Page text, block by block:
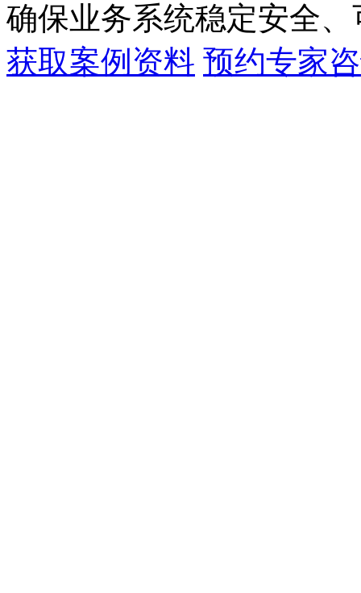
确保业务系统稳定安全
获取案例资料 预约专家